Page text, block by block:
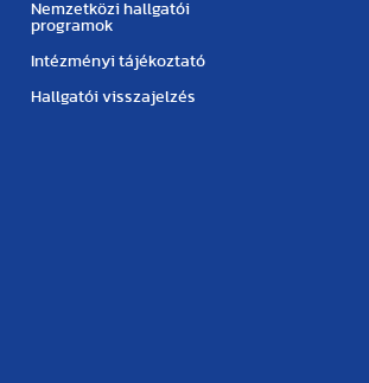
Nemzetközi hallgatói
programok
Intézményi tájékoztató
Hallgatói visszajelzés